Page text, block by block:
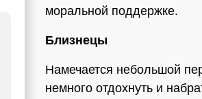
моральной поддержке.
Близнецы
Намечается небольшой
немного отдохнуть и